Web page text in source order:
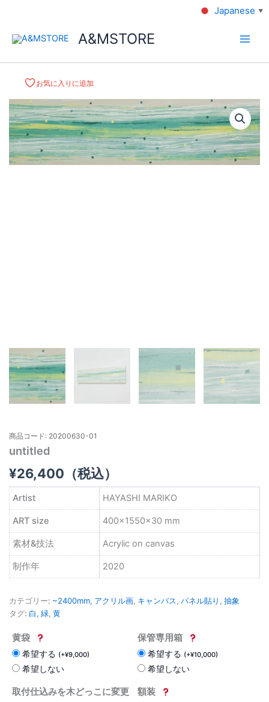
A&MSTORE
お気に入りに追加
商品コード: 20200630-01
untitled
¥26,400 （税込）
Artist HAYASHI MARIKO
ART size 400×1550×30 mm
素材&技法 Acrylic on canvas
制作年 2020
カテゴリー: ~2400mm, アクリル画, キャンバス , パネル貼り , 抽象
タグ: 白 , 緑, 黄
黄袋
希望する (+¥9,000)
希望しない
保管専用箱
希望する (+¥10,000)
希望しない
取付仕込みを木どっこに変更 額装
Japanese ▼